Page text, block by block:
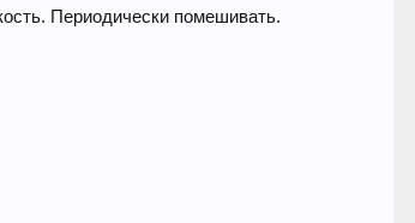
Периодически помешивать.